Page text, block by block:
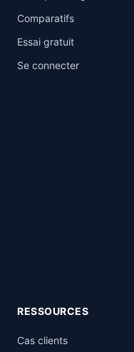
Comparatifs
Essai gratuit
Se connecter
RESSOURCES
Cas clients